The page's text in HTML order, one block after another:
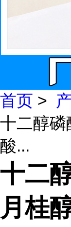
首页 >
十二醇磷
酸...
十二
月桂